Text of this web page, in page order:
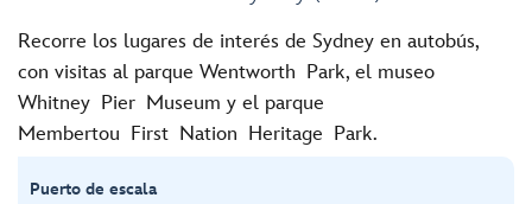
Recorre los lugares de interés de Sydney en autobús,
con visitas al parque Wentworth Park, el museo
Whitney Pier Museum y el parque
Membertou First Nation Heritage Park.
Puerto de escala